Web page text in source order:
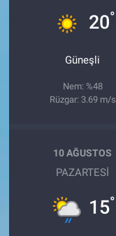
20°
Güneşli
Nem: %48
Rüzgar: 3.69 m/s
10 AĞUSTOS
PAZARTESI
15°